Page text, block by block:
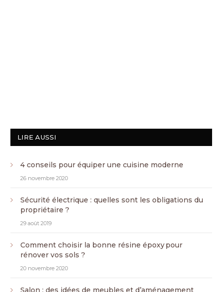
LIRE AUSSI
4 conseils pour équiper une cuisine moderne
26 novembre 2020
Sécurité électrique : quelles sont les obligations du
propriétaire ?
29 août 2019
Comment choisir la bonne résine époxy pour
rénover vos sols ?
20 novembre 2020
Salon : des idées de meubles et d’aménagement